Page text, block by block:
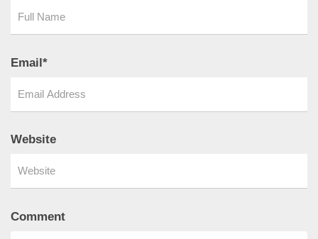
Email*
Website
Comment